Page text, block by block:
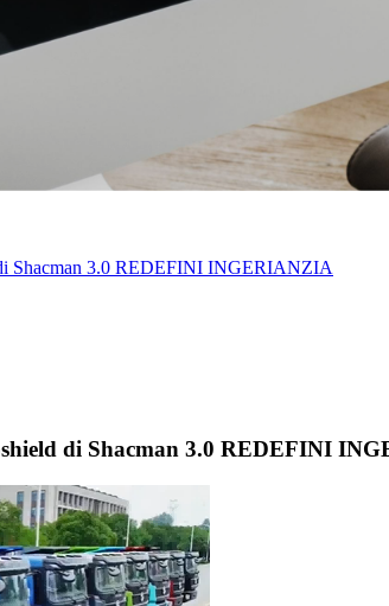
Shacman 3.0 REDEFINI INGERIANZIA
di Shacman 3.0 REDEFINI